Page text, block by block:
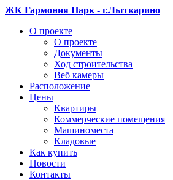
ЖК Гармония Парк - г.Лыткарино
О проекте
О проекте
Документы
Ход строительства
Веб камеры
Расположение
Цены
Квартиры
Коммерческие помещения
Машиноместа
Кладовые
Как купить
Новости
Контакты